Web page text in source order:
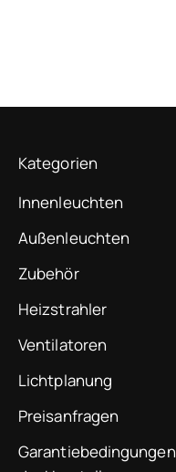
Kategorien
Innenleuchten
Außenleuchten
Zubehör
Heizstrahler
Ventilatoren
Lichtplanung
Preisanfragen
Garantiebedingungen